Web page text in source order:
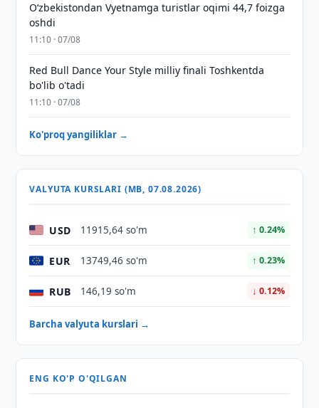
O‘zbekistondan Vyetnamga turistlar oqimi 44,7 foizga
oshdi
11:10 · 07/08
Red Bull Dance Your Style milliy finali Toshkentda
bo'lib o'tadi
11:10 · 07/08
Ko'proq yangiliklar →
VALYUTA KURSLARI (MB, 07.08.2026)
USD 11915,64 so'm ↑ 0.24%
EUR 13749,46 so'm ↑ 0.23%
RUB 146,19 so'm ↓ 0.12%
Barcha valyuta kurslari →
ENG KO'P O'QILGAN